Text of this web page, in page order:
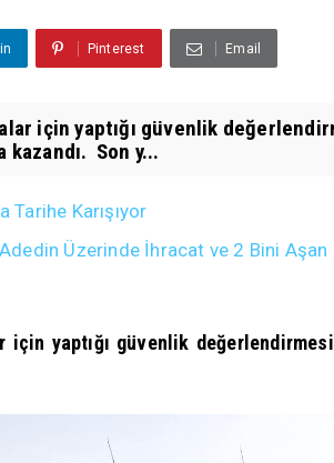
Pinterest Email
için yaptığı güvenlik
kazandı. Son y...
Karışıyor
Üzerinde İhracat ve 2 Bini
için yaptığı güvenlik